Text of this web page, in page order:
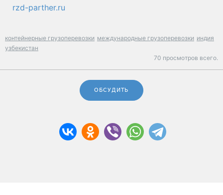
rzd-parther.ru
контейнерные грузоперевозки международные грузоперевозки индия
узбекистан
70 просмотров всего.
ОБСУДИТЬ